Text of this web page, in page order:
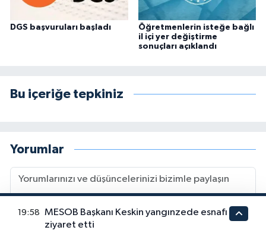
DGS başvuruları başladı
Öğretmenlerin isteğe bağlı
il içi yer değiştirme
sonuçları açıklandı
Bu içeriğe tepkiniz
Yorumlar
19:58
MESOB Başkanı Keskin yangınzede esnafı
ziyaret etti